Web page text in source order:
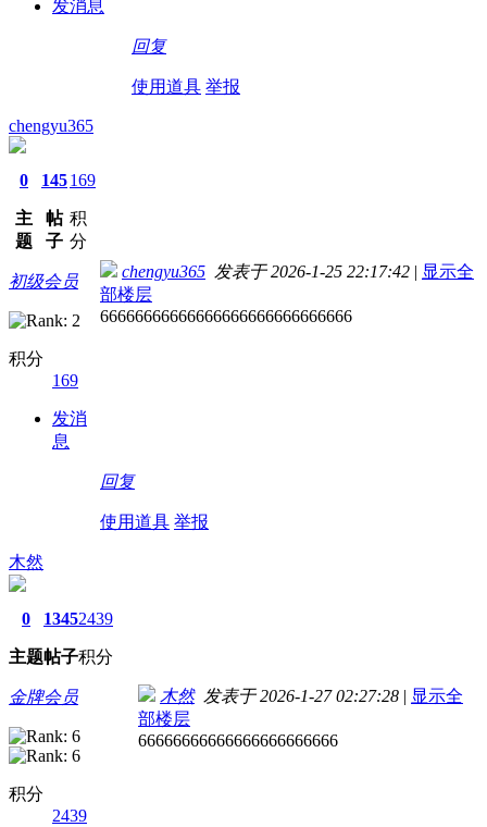
发消息
回复
使用道具 举报
chengyu365
0
主
题
145
帖
子
169
积
分
初级会员
积分
169
发消
息
chengyu365 发表于 2026-1-25 22:17:42 | 显示全
部楼层
66666666666666666666666666666
回复
使用道具 举报
木然
0
主题
1345
帖子
2439
积分
金牌会员
积分
2439
木然发表于 2026-1-27 02:27:28 | 显示全
部楼层
66666666666666666666666